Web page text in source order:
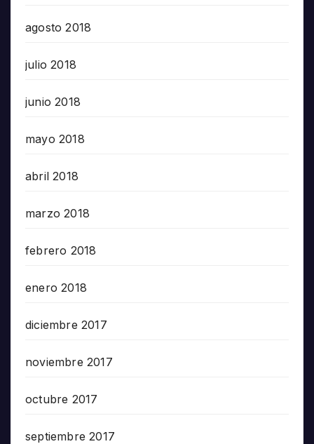
agosto 2018
julio 2018
junio 2018
mayo 2018
abril 2018
marzo 2018
febrero 2018
enero 2018
diciembre 2017
noviembre 2017
octubre 2017
septiembre 2017